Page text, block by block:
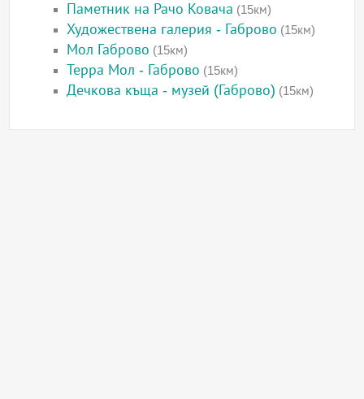
Паметник на Рачо Ковача (15км)
Художествена галерия - Габрово (15км)
Мол Габрово (15км)
Терра Мол - Габрово (15км)
Дечкова къща - музей (Габрово) (15км)